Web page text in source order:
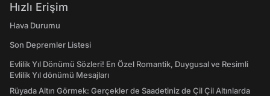
Hızlı Erişim
Hava Durumu
Son Depremler Listesi
Evlilik Yıl Dönümü Sözleri! En Özel Romantik, Duygusal ve Resimli
Evlilik Yıl dönümü Mesajları
Rüyada Altın Görmek: Gerçekler de Saadetiniz de Çil Çil Altınlarda